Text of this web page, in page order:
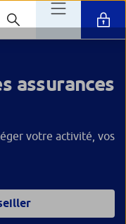
assurances
votre activité, vos